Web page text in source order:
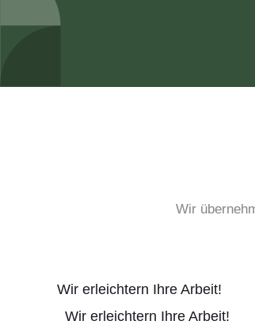
Wir
Wir erleichtern Ihre Arbeit!
Wir erleichtern Ihre Arbeit!